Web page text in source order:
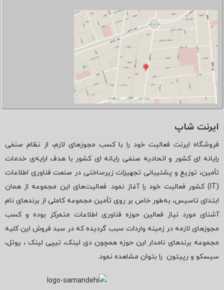
ایرنت شاپ
فروشگاه ایرنت فعالیت خود را با کسب مجوزهای لازم، از نظام صنفی
رایانه ای کشور و اتحادیه صنفی رایانه ای کشور با هدف ارایه‌ی خدمات
تأمین، توزیع و پشتیبانی تجهیزات زیرساختی در صنعت فناوری اطلاعات
(
IT) کشور فعالیت خود را آغاز نمود. فعالیت‌های این مجموعه از همان
ابتدای تاسیس، به‌طور خاص بر روی تأمین مجموعه کاملی از برندهای نام
آشنای مورد نیاز فعالین حوزه فناوری اطلاعات متمرکز بوده و کسب
مجوزهای لازمه در زمینه واردات سبب گردیده که در سبد فروش این کلیه
مجموعه برندهای نامدار این حوزه همچون دی لینک، تیپی لینک ، یوتل،
سیسکو و رپیتون را بتوان مشاهده نمود.